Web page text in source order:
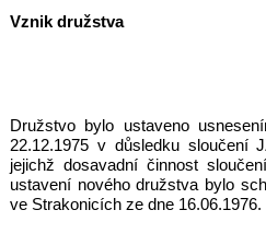
Vznik družstva
Družstvo bylo ustaveno
22.12.1975 v důsledku sloučení
jejichž dosavadní činnost
ustavení nového družstva bylo
ve Strakonicích ze dne 16.06.1976.